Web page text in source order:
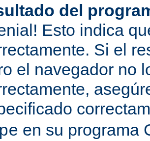
del
Esto indica
Si el
el navegador no
en su programa